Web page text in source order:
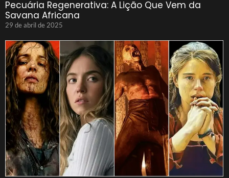
Pecuária Regenerativa: A Lição Que Vem da
Savana Africana
29 de abril de 2025